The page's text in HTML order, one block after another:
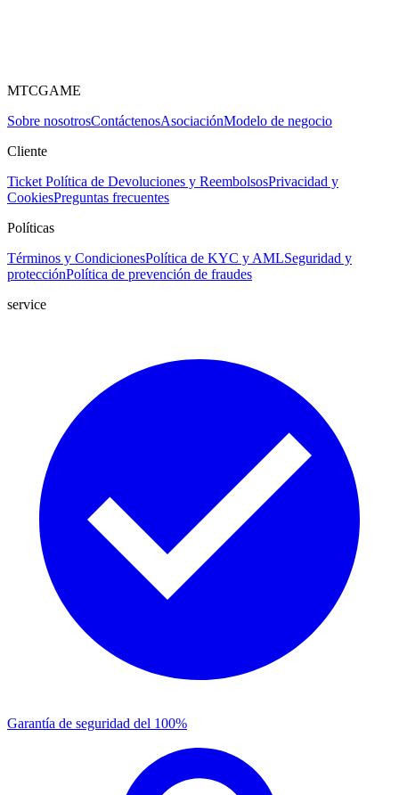
MTCGAME
Sobre nosotrosContáctenosAsociaciónModelo de negocio
Cliente
Ticket Política de Devoluciones y ReembolsosPrivacidad y
CookiesPreguntas frecuentes
Políticas
Términos y CondicionesPolítica de KYC y AMLSeguridad y
protecciónPolítica de prevención de fraudes
service
Garantía de seguridad del 100%